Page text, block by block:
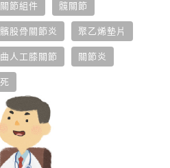
節組件 髖關節
髕股骨關節炎 聚乙烯墊片
人工膝關節 關節炎